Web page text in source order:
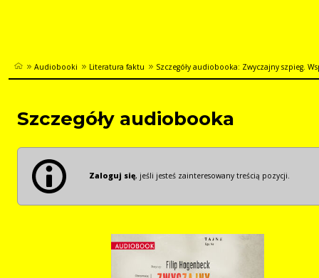
Audiobooki Literatura faktu Szczegóły audiobooka: Zwyczajny szpieg.
Szczegóły audiobooka
Zaloguj się, jeśli jesteś zainteresowany treścią pozycji.